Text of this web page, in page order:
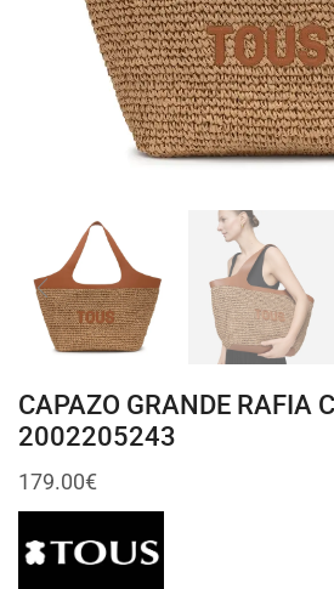
CAPAZO GRANDE RAFIA
2002205243
179.00€